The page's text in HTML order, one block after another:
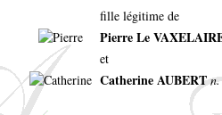
fille légitime de
Pierre Le
et
Catherine AUBERT